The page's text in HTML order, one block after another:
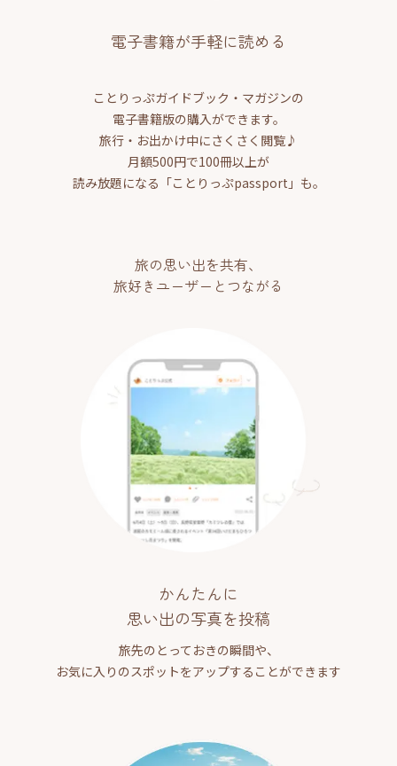
電子書籍が手軽に読める
ことりっぷガイドブック・マガジンの
電子書籍版の購入ができます。
旅行・お出かけ中にさくさく閲覧♪
月額500円で100冊以上が
読み放題になる「ことりっぷpassport」も。
旅の思い出を共有、
旅好きユーザーとつながる
かんたんに
思い出の写真を投稿
旅先のとっておきの瞬間や、
お気に入りのスポットをアップすることができます